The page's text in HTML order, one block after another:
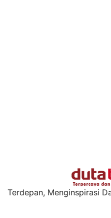
Terdepan, Menginspirasi